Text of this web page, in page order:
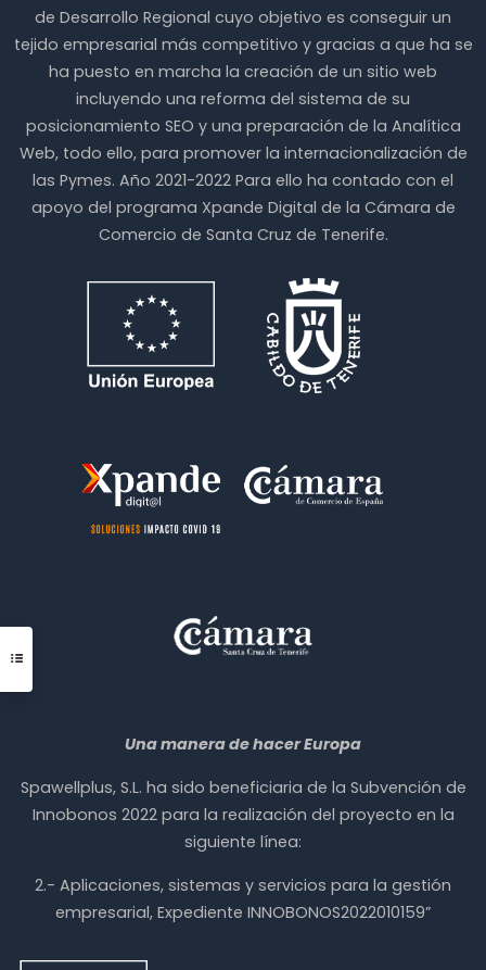
pueden
en
producto
pueden
elegir
en
la
página
producto
de Desarrollo Regional cuyo objetivo es conseguir un
tejido empresarial más competitivo y gracias a que ha se
ha puesto en marcha la creación de un sitio web
incluyendo una reforma del sistema de su
posicionamiento SEO y una preparación de la Analítica
Web, todo ello, para promover la internacionalización de
las Pymes. Año 2021-2022 Para ello ha contado con el
apoyo del programa Xpande Digital de la Cámara de
Comercio de Santa Cruz de Tenerife.
Una manera de hacer Europa
Spawellplus, S.L. ha sido beneficiaria de la Subvención de
Innobonos 2022 para la realización del proyecto en la
siguiente línea:
2.- Aplicaciones, sistemas y servicios para la gestión
empresarial, Expediente INNOBONOS2022010159”